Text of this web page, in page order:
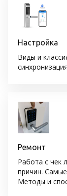
Настройка
Виды и
Ремонт
Работа с чек
причин.
Методы и